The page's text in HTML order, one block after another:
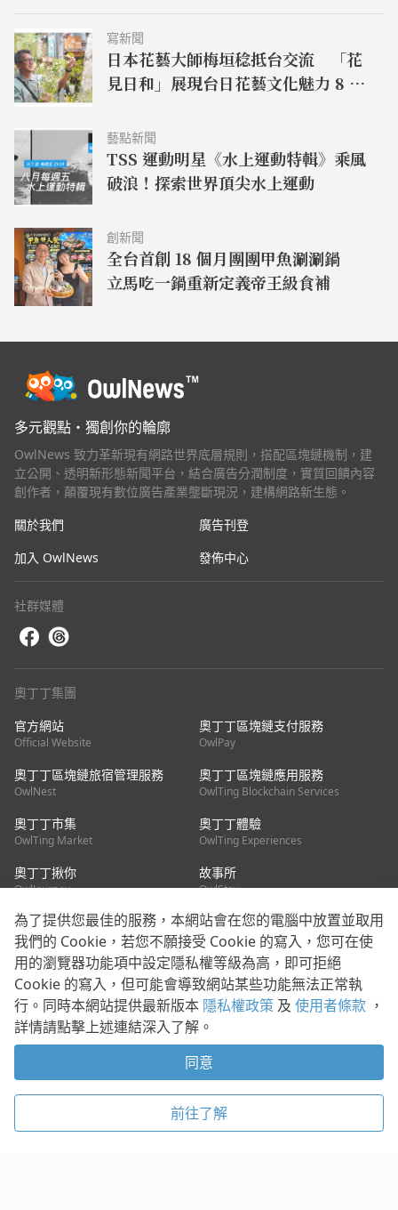
寫新聞
日本花藝大師梅垣稔抵台交流 「花
見日和」展現台日花藝文化魅力 8 月
藝點新聞
TSS 運動明星《水上運動特輯》乘風
破浪！探索世界頂尖水上運動
創新聞
全台首創 18 個月團團甲魚涮涮鍋
立馬吃一鍋重新定義帝王級食補
多元觀點・獨創你的輪廓
OwlNews 致力革新現有網路世界底層規則，搭配區塊鏈機制，建
立公開、透明新形態新聞平台，結合廣告分潤制度，實質回饋內容
創作者，顛覆現有數位廣告產業壟斷現況，建構網路新生態。
關於我們
廣告刊登
加入 OwlNews
發佈中心
社群媒體
奧丁丁集團
官方網站
Official Website
奧丁丁區塊鏈支付服務
OwlPay
奧丁丁區塊鏈旅宿管理服務
OwlNest
奧丁丁區塊鏈應用服務
OwlTing Blockchain Services
奧丁丁市集
OwlTing Market
奧丁丁體驗
OwlTing Experiences
奧丁丁揪你
OwlJourney
故事所
OwlStay
聯絡我們
客服信箱：mediapartner@owlting.com
服務信箱 / 廣告洽詢：info_owlnews@owlting.com
媒體合作 / 新聞稿提供：mediapartner@owlting.com
使用者條款 隱私權政策 Cookie 政策
為了提供您最佳的服務，本網站會在您的電腦中放置並取用
我們的 Cookie，若您不願接受 Cookie 的寫入，您可在使
用的瀏覽器功能項中設定隱私權等級為高，即可拒絕
Cookie 的寫入，但可能會導致網站某些功能無法正常執
行。同時本網站提供最新版本 隱私權政策 及 使用者條款 ，
詳情請點擊上述連結深入了解。
同意
前往了解